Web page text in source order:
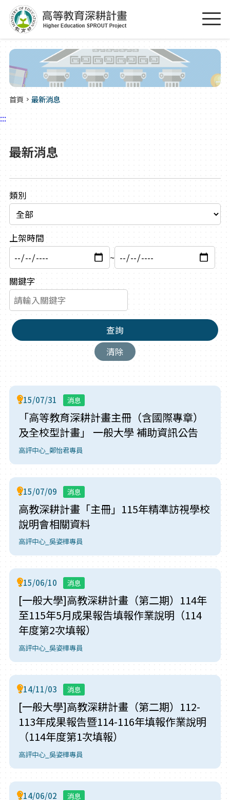
跳到主要內容區塊
首頁 最新消息
:::
最新消息
類別
上架時間
~
關鍵字
查詢
清除
115/07/31 消息
「高等教育深耕計畫主冊（含國際專章）
及全校型計畫」 一般大學 補助資訊公告
高評中心_鄭怡君專員
115/07/09 消息
高教深耕計畫「主冊」115年精準訪視學校
說明會相關資料
高評中心_吳姿樺專員
115/06/10 消息
[一般大學]高教深耕計畫（第二期）114年
至115年5月成果報告填報作業說明（114
年度第2次填報）
高評中心_吳姿樺專員
114/11/03 消息
[一般大學]高教深耕計畫（第二期）112-
113年成果報告暨114-116年填報作業說明
（114年度第1次填報）
高評中心_吳姿樺專員
114/06/02 消息